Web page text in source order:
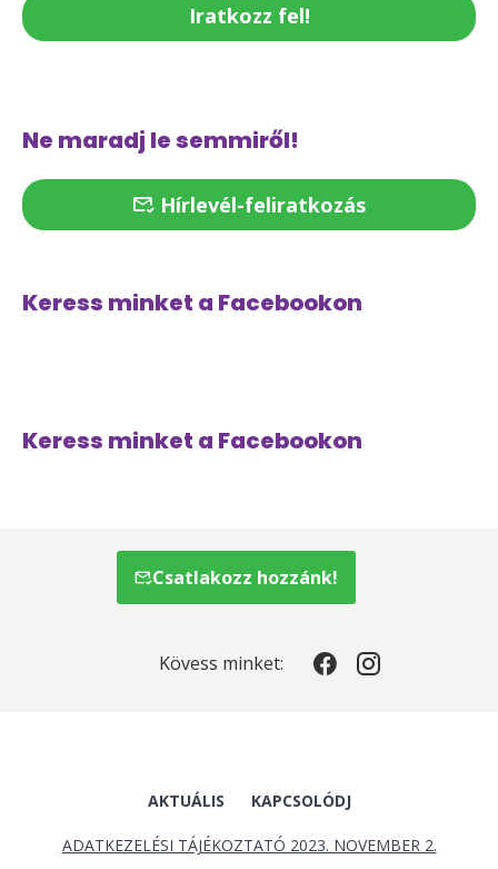
Iratkozz fel!
Ne maradj le semmiről!
Hírlevél-feliratkozás
Keress minket a Facebookon
Keress minket a Facebookon
Csatlakozz hozzánk!
Kövess minket:
AKTUÁLIS KAPCSOLÓDJ
ADATKEZELÉSI TÁJÉKOZTATÓ 2023. NOVEMBER 2.